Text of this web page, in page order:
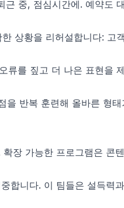
중, 점심시간에. 예약도
상황을 리허설합니다: 고
류를 짚고 더 나은 표현을
을 반복 훈련해 올바른 형태
장 가능한 프로그램은 콘
합니다. 이 팀들은 설득력